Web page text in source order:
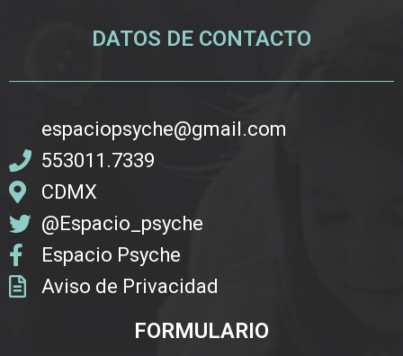
DATOS DE CONTACTO
espaciopsyche@gmail.com
553011.7339
CDMX
@Espacio_psyche
Espacio Psyche
Aviso de Privacidad
FORMULARIO